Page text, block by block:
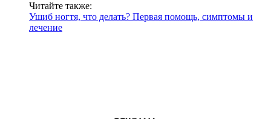
Читайте также:
Ушиб ногтя, что делать? Первая помощь, симптомы и
лечение